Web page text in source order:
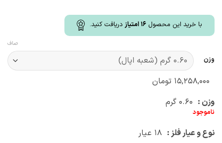
با خرید این محصول 16امتیازدریافت کنید.
وزن
صاف
۱۵,۲۵۸,۰۰۰ تومان
وزن : ۰.۶۰ گرم
ناموجود
نوع و عیار فلز : ۱۸ عیار